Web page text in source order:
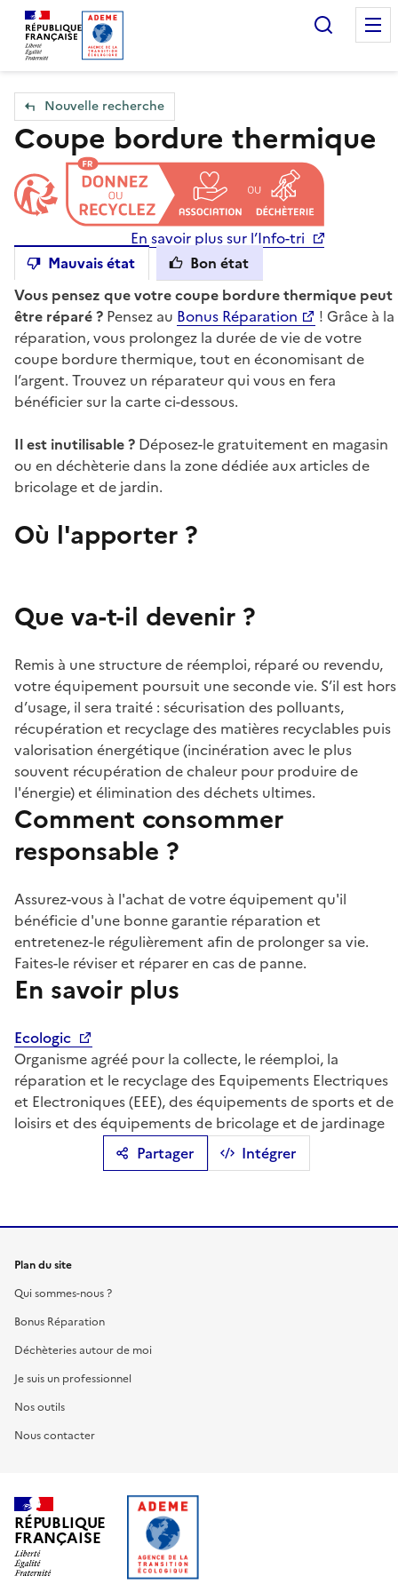
Accueil — Que Faire de mes objets & déchets
Nouvelle recherche
Coupe bordure thermique
En savoir plus sur l’Info-tri
Partager Intégrer
Mauvais état
Bon état
Vous pensez que votre coupe bordure thermique peut
être réparé ? Pensez au Bonus Réparation
! Grâce à la
réparation, vous prolongez la durée de vie de votre
coupe bordure thermique, tout en économisant de
l’argent. Trouvez un réparateur qui vous en fera
bénéficier sur la carte ci-dessous.
Il est inutilisable ? Déposez-le gratuitement en magasin
ou en déchèterie dans la zone dédiée aux articles de
bricolage et de jardin.
Où l'apporter ?
Que va-t-il devenir ?
Remis à une structure de réemploi, réparé ou revendu,
votre équipement poursuit une seconde vie. S’il est hors
d’usage, il sera traité : sécurisation des polluants,
récupération et recyclage des matières recyclables puis
valorisation énergétique (incinération avec le plus
souvent récupération de chaleur pour produire de
l'énergie) et élimination des déchets ultimes.
Comment consommer
responsable ?
Assurez-vous à l'achat de votre équipement qu'il
bénéficie d'une bonne garantie réparation et
entretenez-le régulièrement afin de prolonger sa vie.
Faites-le réviser et réparer en cas de panne.
En savoir plus
Ecologic
Organisme agréé pour la collecte, le réemploi, la
réparation et le recyclage des Equipements Electriques
et Electroniques (EEE), des équipements de sports et de
loisirs et des équipements de bricolage et de jardinage
Plan du site
Qui sommes-nous ?
Bonus Réparation
Déchèteries autour de moi
Je suis un professionnel
Nos outils
Nous contacter
RÉPUBLIQUE
FRANÇAISE